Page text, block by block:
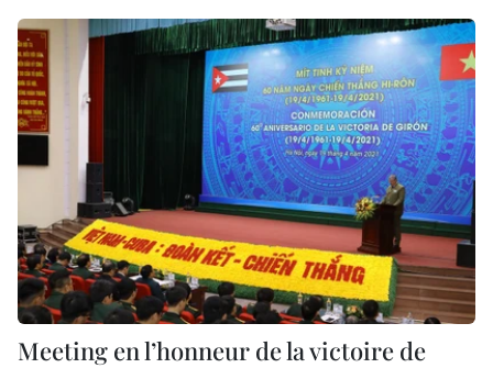
Meeting en l’honneur de la victoire de